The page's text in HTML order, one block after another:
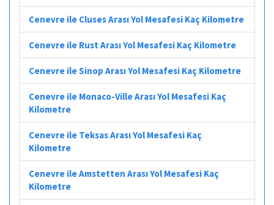
Cenevre ile Cluses Arası Yol Mesafesi Kaç Kilometre
Cenevre ile Rust Arası Yol Mesafesi Kaç Kilometre
Cenevre ile Sinop Arası Yol Mesafesi Kaç Kilometre
Cenevre ile Monaco-Ville Arası Yol Mesafesi Kaç
Kilometre
Cenevre ile Teksas Arası Yol Mesafesi Kaç
Kilometre
Cenevre ile Amstetten Arası Yol Mesafesi Kaç
Kilometre